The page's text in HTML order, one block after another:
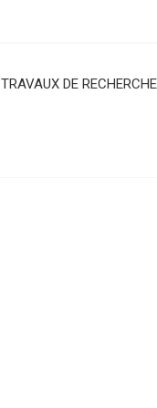
TRAVAUX DE RECHERCHE